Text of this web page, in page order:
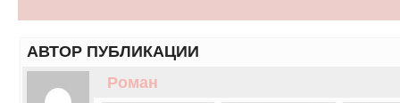
АВТОР ПУБЛИКАЦИИ
Роман